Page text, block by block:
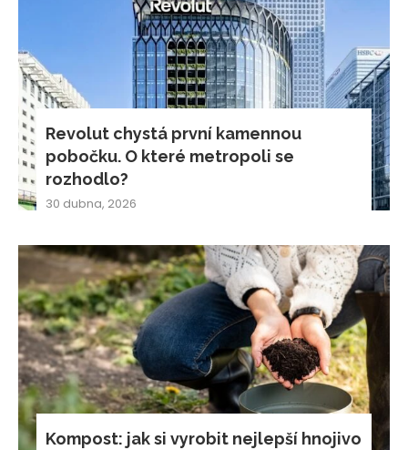
Revolut chystá první kamennou
pobočku. O které metropoli se
rozhodlo?
30 dubna, 2026
Kompost: jak si vyrobit nejlepší hnojivo